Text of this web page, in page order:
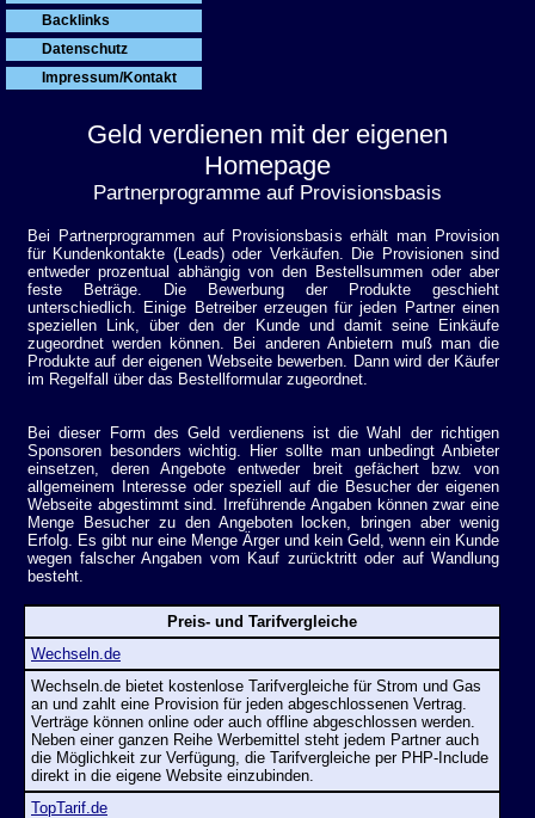
Backlinks
Datenschutz
Impressum/Kontakt
Geld verdienen mit der eigenen
Homepage
Partnerprogramme auf Provisionsbasis
Bei Partnerprogrammen auf Provisionsbasis erhält man Provision
für Kundenkontakte (Leads) oder Verkäufen. Die Provisionen sind
entweder prozentual abhängig von den Bestellsummen oder aber
feste Beträge. Die Bewerbung der Produkte geschieht
unterschiedlich. Einige Betreiber erzeugen für jeden Partner einen
speziellen Link, über den der Kunde und damit seine Einkäufe
zugeordnet werden können. Bei anderen Anbietern muß man die
Produkte auf der eigenen Webseite bewerben. Dann wird der Käufer
im Regelfall über das Bestellformular zugeordnet.
Bei dieser Form des Geld verdienens ist die Wahl der richtigen
Sponsoren besonders wichtig. Hier sollte man unbedingt Anbieter
einsetzen, deren Angebote entweder breit gefächert bzw. von
allgemeinem Interesse oder speziell auf die Besucher der eigenen
Webseite abgestimmt sind. Irreführende Angaben können zwar eine
Menge Besucher zu den Angeboten locken, bringen aber wenig
Erfolg. Es gibt nur eine Menge Ärger und kein Geld, wenn ein Kunde
wegen falscher Angaben vom Kauf zurücktritt oder auf Wandlung
besteht.
Preis- und Tarifvergleiche
Wechseln.de
Wechseln.de bietet kostenlose Tarifvergleiche für Strom und Gas
an und zahlt eine Provision für jeden abgeschlossenen Vertrag.
Verträge können online oder auch offline abgeschlossen werden.
Neben einer ganzen Reihe Werbemittel steht jedem Partner auch
die Möglichkeit zur Verfügung, die Tarifvergleiche per PHP-Include
direkt in die eigene Website einzubinden.
TopTarif.de